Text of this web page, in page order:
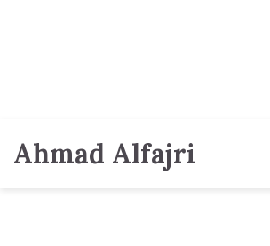
Ahmad Alfajri